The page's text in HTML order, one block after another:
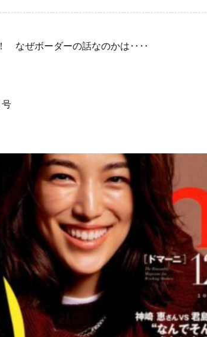
なぜボーダーの話なのかは‥‥